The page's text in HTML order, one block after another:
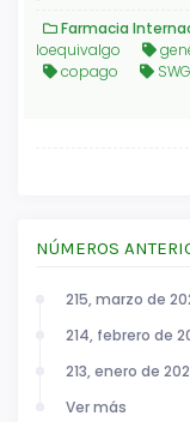
Farmacia
Ioequivalgo
copago
SWG
NÚMEROS
215, marzo de
214, febrero de
213, enero de
Ver más